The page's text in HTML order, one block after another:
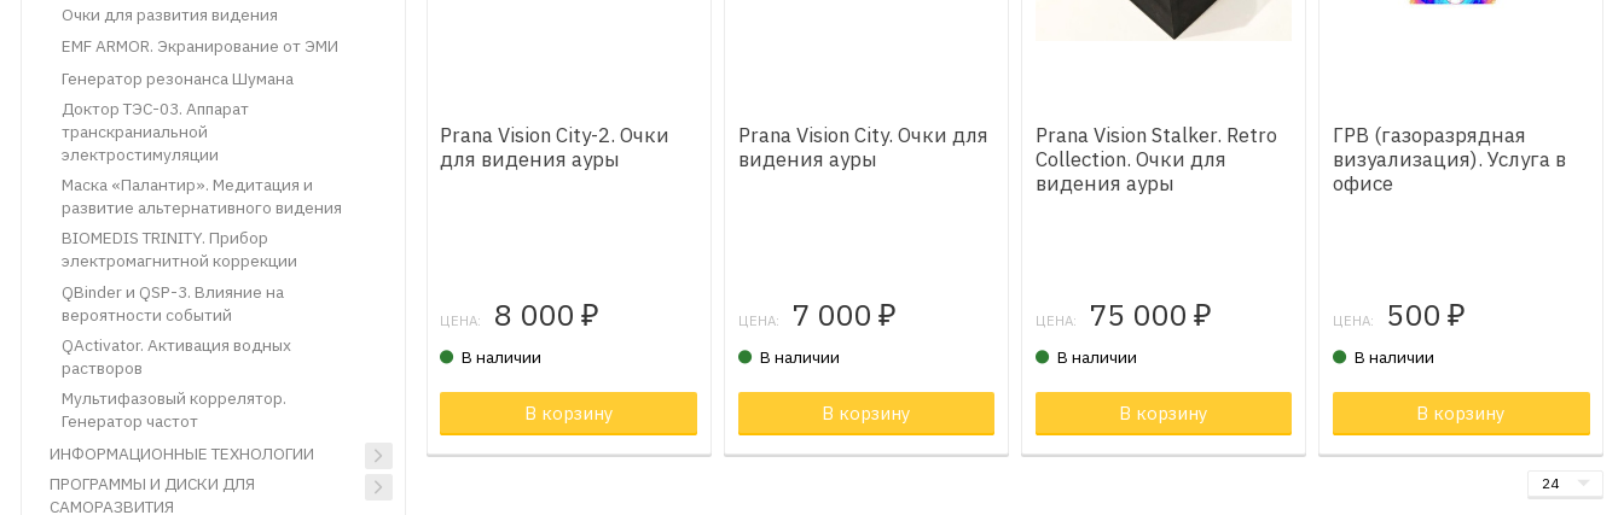
Очки для развития видения
EMF ARMOR. Экранирование от ЭМИ
Генератор резонанса Шумана
Доктор ТЭС-03. Аппарат
транскраниальной
электростимуляции
Маска «Палантир». Медитация и
развитие альтернативного видения
BIOMEDIS TRINITY. Прибор
электромагнитной коррекции
QBinder и ​QSP-3. Влияние на
вероятности событий
QActivator. Активация водных
растворов
Мультифазовый коррелятор.
Генератор частот
ИНФОРМАЦИОННЫЕ ТЕХНОЛОГИИ
ПРОГРАММЫ И ДИСКИ ДЛЯ
САМОРАЗВИТИЯ
Prana Vision City-2. Очки
для видения ауры
ЦЕНА: 8 000 ₽
В наличии
В корзину Товар в корзине
Prana Vision City. Очки для
видения ауры
ЦЕНА: 7 000₽
В наличии
В корзину Товар в корзине
Prana Vision Stalker. Retro
Collection. Очки для
видения ауры
ЦЕНА: 75 000₽
В наличии
В корзину Товар в корзине
ГРВ (газоразрядная
визуализация). Услуга в
офисе
ЦЕНА: 500₽
В наличии
В корзину